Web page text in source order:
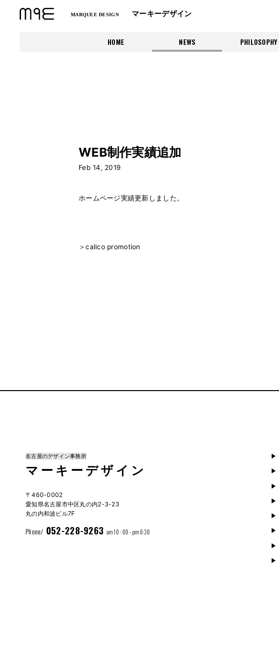
MARQUEE DESIGN マーキーデザイン
HOME NEWS PHILOSOPHY
WEB制作実績追加
Feb 14, 2019
ホームページ実績更新しました。
＞calico promotion
名古屋のデザイン事務所
マーキーデザイン
〒460-0002
愛知県名古屋市中区丸の内2-3-23
丸の内和波ビル7F
Phone/ 052-228-9263 am 10 : 00 - pm 6:30